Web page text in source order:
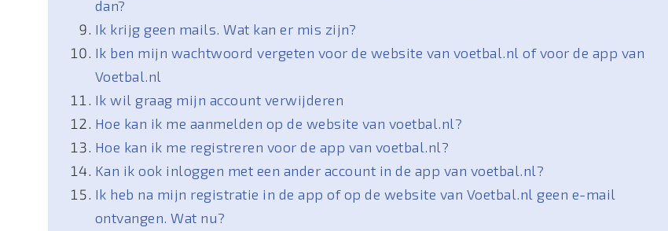
dan?
Ik krijg geen mails. Wat kan er mis zijn?
Ik ben mijn wachtwoord vergeten voor de website van voetbal.nl of voor de app van
Voetbal.nl
Ik wil graag mijn account verwijderen
Hoe kan ik me aanmelden op de website van voetbal.nl?
Hoe kan ik me registreren voor de app van voetbal.nl?
Kan ik ook inloggen met een ander account in de app van voetbal.nl?
Ik heb na mijn registratie in de app of op de website van Voetbal.nl geen e-mail
ontvangen. Wat nu?